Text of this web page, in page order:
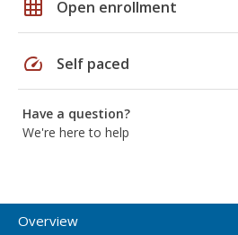
grid_on Open enrollment
speed Self paced
Have a question?
We're here to help
Overview